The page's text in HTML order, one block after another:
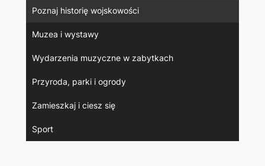
Tajne architektury
Poznaj historię wojskowości
Muzea i wystawy
Wydarzenia muzyczne w zabytkach
Przyroda, parki i ogrody
Zamieszkaj i ciesz się